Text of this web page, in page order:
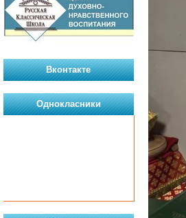
Вконтакте
Однокласники